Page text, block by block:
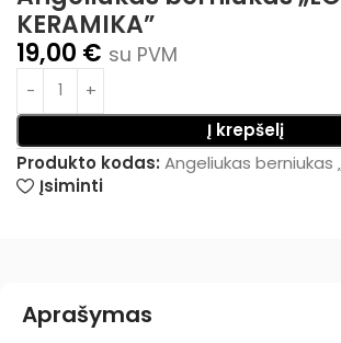
KERAMIKA”
19,00 € su PVM
Į krepšelį
Produkto kodas: Angeliukas berniukas
Įsiminti
Aprašymas